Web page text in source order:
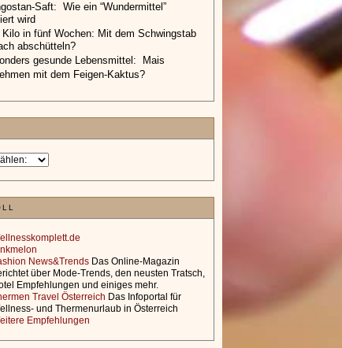
Saft: Wie ein “Wundermittel”
wird
Kilo in fünf Wochen: Mit dem Schwingstab
abschütteln?
gesunde Lebensmittel: Mais
mit dem Feigen-Kaktus?
News&Trends Das Online-Magazin
über Mode-Trends, den neusten Tratsch,
Empfehlungen und einiges mehr.
Travel Österreich Das Infoportal für
und Thermenurlaub in Österreich
Empfehlungen